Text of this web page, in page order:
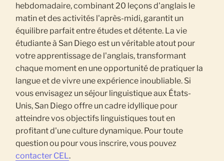
hebdomadaire, combinant 20 leçons d'anglais le
matin et des activités l'après-midi, garantit un
équilibre parfait entre études et détente. La vie
étudiante à San Diego est un véritable atout pour
votre apprentissage de l'anglais, transformant
chaque moment en une opportunité de pratiquer la
langue et de vivre une expérience inoubliable. Si
vous envisagez un séjour linguistique aux États-
Unis, San Diego offre un cadre idyllique pour
atteindre vos objectifs linguistiques tout en
profitant d'une culture dynamique. Pour toute
question ou pour vous inscrire, vous pouvez
contacter CEL.